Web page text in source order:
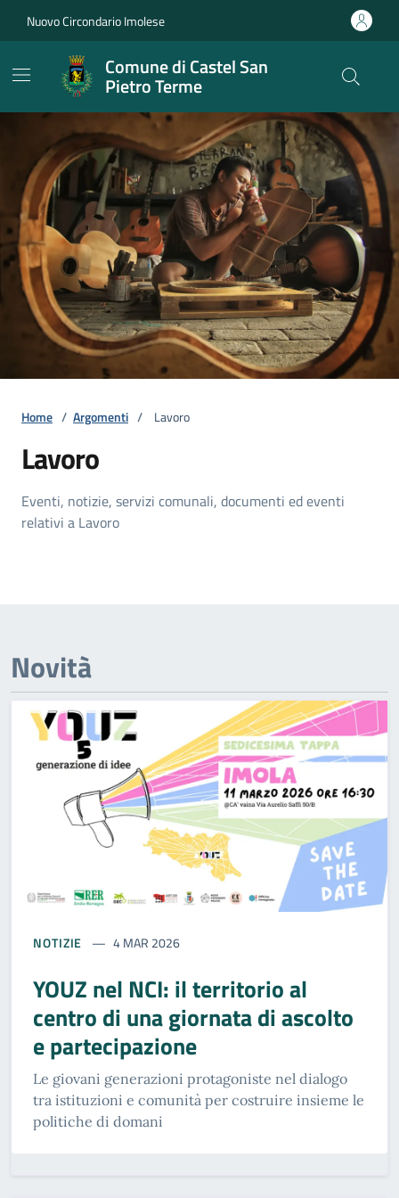
Nuovo Circondario Imolese
Comune di Castel San
Pietro Terme
Home / Argomenti / Lavoro
Lavoro
Eventi, notizie, servizi comunali, documenti ed eventi
relativi a Lavoro
Novità
NOTIZIE 4 MAR 2026
YOUZ nel NCI: il territorio al
centro di una giornata di ascolto
e partecipazione
Le giovani generazioni protagoniste nel dialogo
tra istituzioni e comunità per costruire insieme le
politiche di domani